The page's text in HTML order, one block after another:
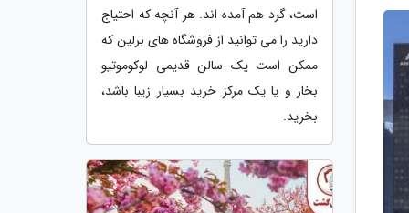
است، گرد هم آمده اند. هر آنچه که احتیاج
دارید را می توانید از فروشگاه های برلین که
ممکن است یک سالن قدیمی لوکوموتیو
بخار و یا یک مرکز خرید بسیار زیبا باشد،
بخرید.